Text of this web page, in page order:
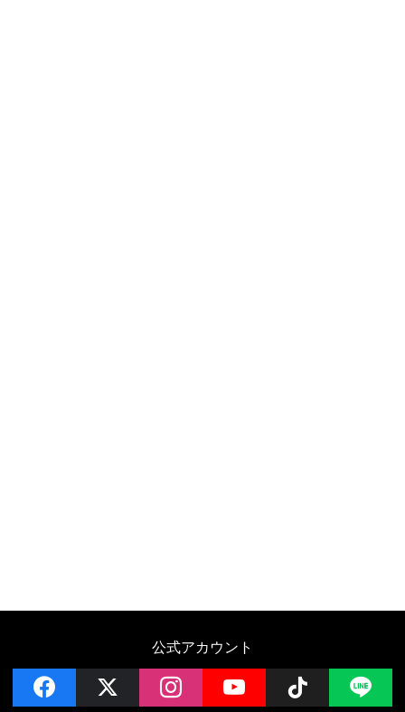
公式アカウント
facebook instagramYouTube Follow